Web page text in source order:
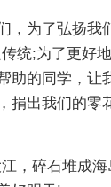
，为了弘扬我
统;为了更好
助的同学，让
捐出我们的零
，碎石堆成